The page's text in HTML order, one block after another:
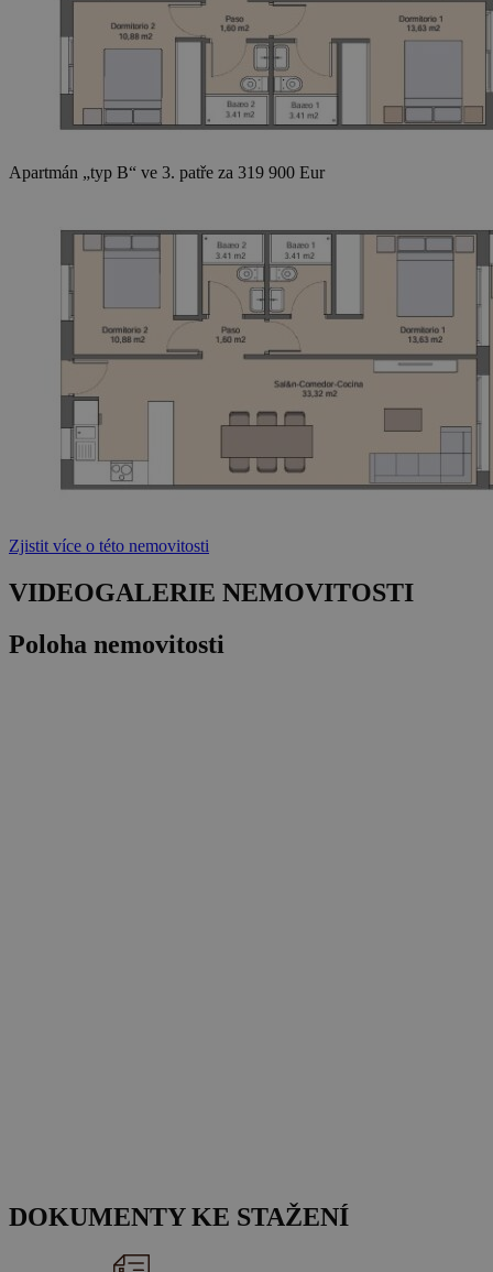
Apartmán „typ B“ ve 3. patře za 319 900 Eur
Zjistit více o této nemovitosti
VIDEOGALERIE NEMOVITOSTI
Poloha nemovitosti
DOKUMENTY KE STAŽENÍ